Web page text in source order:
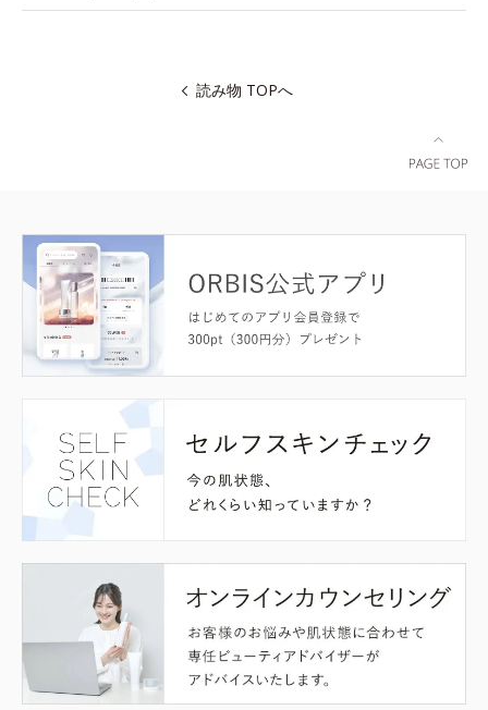
読み物 TOPへ